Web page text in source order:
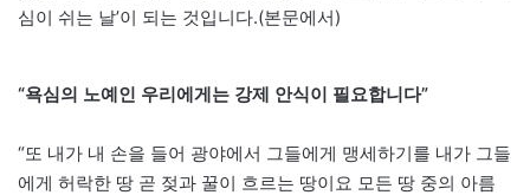
심이 쉬는 날’이 되는 것입니다.(본문에서)
“욕심의 노예인 우리에게는 강제 안식이 필요합니다”
“또 내가 내 손을 들어 광야에서 그들에게 맹세하기를 내가 그들
에게 허락한 땅 곧 젖과 꿀이 흐르는 땅이요 모든 땅 중의 아름